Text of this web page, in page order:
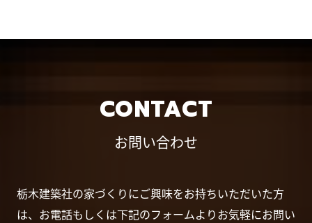
CONTACT
お問い合わせ
栃木建築社の家づくりにご興味をお持ちいただいた方
は、お電話もしくは下記のフォームよりお気軽にお問い